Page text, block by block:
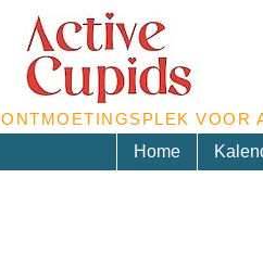
ONTMOETINGSPLEK VOOR
Home